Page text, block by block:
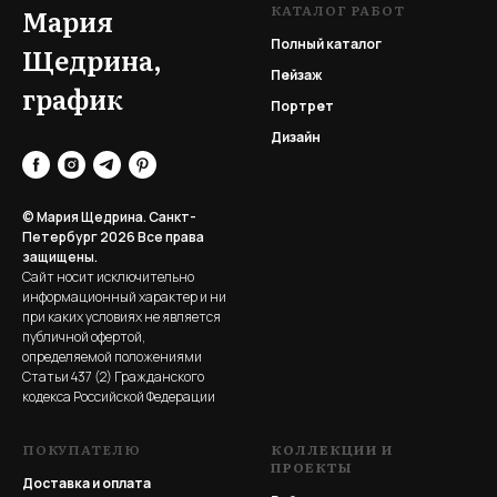
Мария
Щедрина,
график
© Мария Щедрина. Санкт-
Петербург 2026Все права
защищены.
Сайт носит исключительно
информационный характер и ни
при каких условиях не является
публичной офертой,
определяемой положениями
Статьи 437 (2) Гражданского
кодекса Российской Федерации
КАТАЛОГ РАБОТ
Полный каталог
Пейзаж
Портрет
Дизайн
ПОКУПАТЕЛЮ
Доставка и оплата
КОЛЛЕКЦИИ И
ПРОЕКТЫ